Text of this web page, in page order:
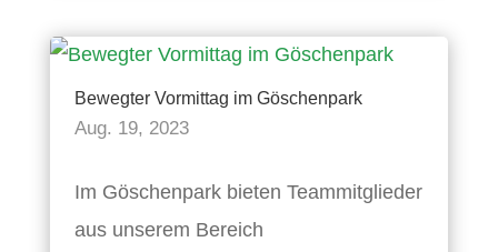
Bewegter Vormittag im Göschenpark
Aug. 19, 2023
Im Göschenpark bieten Teammitglieder
aus unserem Bereich